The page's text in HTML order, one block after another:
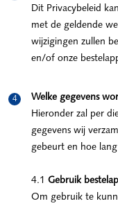
Dit Privacybeleid
met de geldende
wijzigingen zullen
en/of onze
Welke gegevens
Hieronder zal per
gegevens wij
gebeurt en hoe
4.1 Gebruik
Om gebruik te